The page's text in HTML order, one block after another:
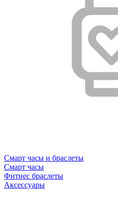
Смарт часы и браслеты
Смарт часы
Фитнес браслеты
Аксессуары